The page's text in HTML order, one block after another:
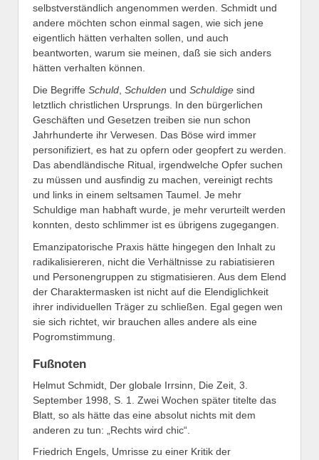
selbstverständlich angenommen werden. Schmidt und
andere möchten schon einmal sagen, wie sich jene
eigentlich hätten verhalten sollen, und auch
beantworten, warum sie meinen, daß sie sich anders
hätten verhalten können.
Die Begriffe Schuld Schulden und Schuldige sind
letztlich christlichen Ursprungs. In den bürgerlichen
Geschäften und Gesetzen treiben sie nun schon
Jahrhunderte ihr Verwesen. Das Böse wird immer
personifiziert, es hat zu opfern oder geopfert zu werden.
Das abendländische Ritual, irgendwelche Opfer suchen
zu müssen und ausfindig zu machen, vereinigt rechts
und links in einem seltsamen Taumel. Je mehr
Schuldige man habhaft wurde, je mehr verurteilt werden
konnten, desto schlimmer ist es übrigens zugegangen.
Emanzipatorische Praxis hätte hingegen den Inhalt zu
radikalisiereren, nicht die Verhältnisse zu rabiatisieren
und Personengruppen zu stigmatisieren. Aus dem Elend
der Charaktermasken ist nicht auf die Elendiglichkeit
ihrer individuellen Träger zu schließen. Egal gegen wen
sie sich richtet, wir brauchen alles andere als eine
Pogromstimmung.
Fußnoten
Helmut Schmidt, Der globale Irrsinn, Die Zeit, 3.
September 1998, S. 1. Zwei Wochen später titelte das
Blatt, so als hätte das eine absolut nichts mit dem
anderen zu tun: „Rechts wird chic“.
Friedrich Engels, Umrisse zu einer Kritik der